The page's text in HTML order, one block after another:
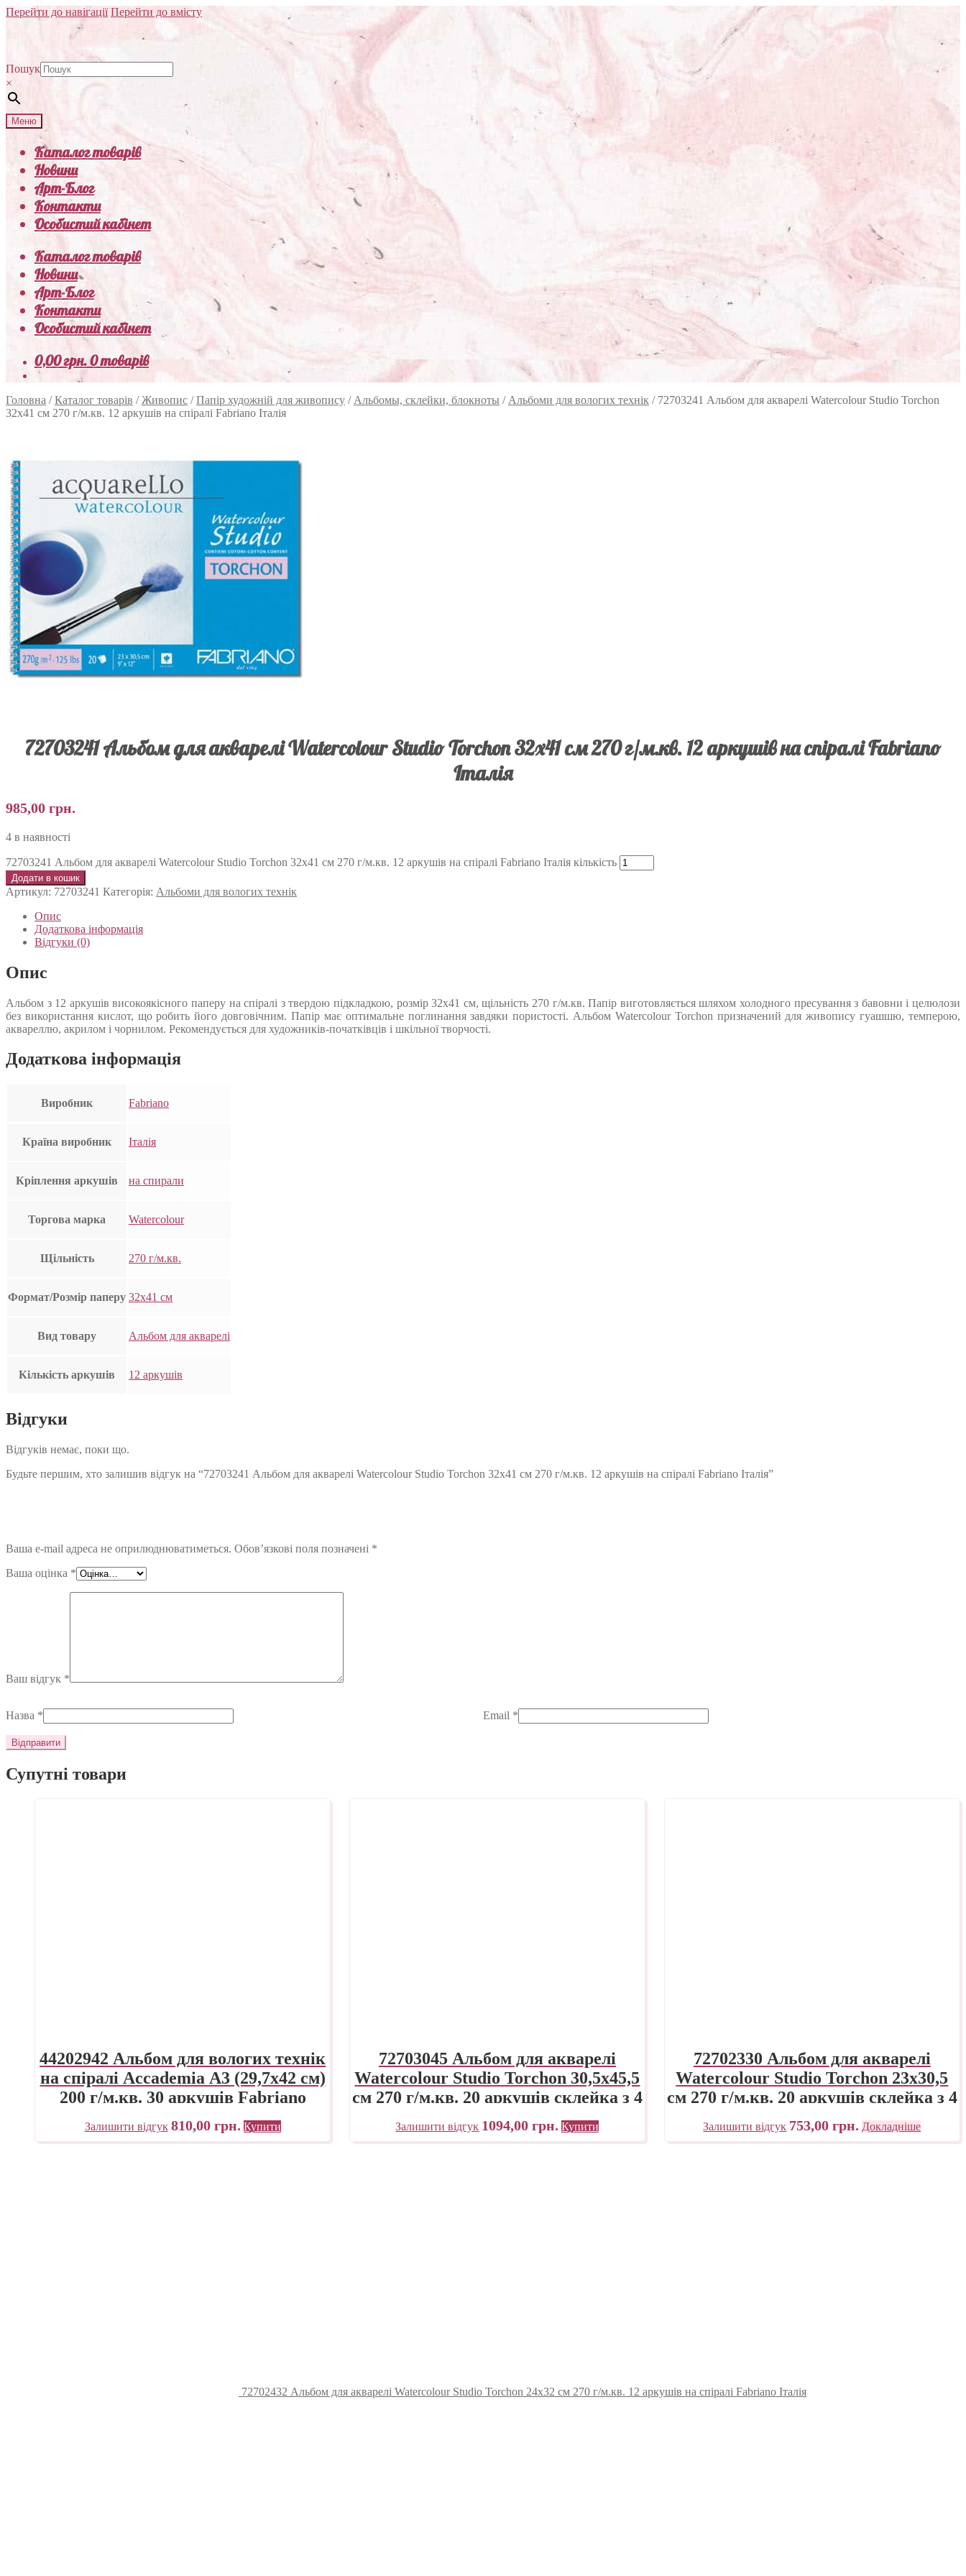
Перейти до навігації Перейти до вмісту
Пошук
×
Меню
Каталог товарів
Новини
Арт-Блог
Контакти
Особистий кабінет
Каталог товарів
Новини
Арт-Блог
Контакти
Особистий кабінет
0,00грн.0 товарів
Головна /Каталог товарів /Живопис /Папір художній для живопису / Альбомы, склейки, блокноты / Альбоми для вологих технік / 72703241 Альбом для акварелі Watercolour Studio Torchon
32х41 см 270 г/м.кв. 12 аркушів на спіралі Fabriano Італія
72703241 Альбом для акварелі Watercolour Studio Torchon 32х41 см 270 г/м.кв. 12 аркушів на спіралі Fabriano
Італія
985,00 грн.
4 в наявності
72703241 Альбом для акварелі Watercolour Studio Torchon 32х41 см 270 г/м.кв. 12 аркушів на спіралі Fabriano Італія кількість
Додати в кошик
Артикул: 72703241 Категорія: Альбоми для вологих технік
Опис
Додаткова інформація
Відгуки (0)
Опис
Альбом з 12 аркушів високоякісного паперу на спіралі з твердою підкладкою, розмір 32х41 см, щільність 270 г/м.кв. Папір виготовляється шляхом холодного пресування з бавовни і целюлози
без використання кислот, що робить його довговічним. Папір має оптимальне поглинання завдяки пористості. Альбом Watercolour Torchon призначений для живопису гуашшю, темперою,
аквареллю, акрилом і чорнилом. Рекомендується для художників-початківців і шкільної творчості.
Додаткова інформація
Виробник Fabriano
Країна виробник Італія
Кріплення аркушів на спирали
Торгова марка Watercolour
Щільність 270 г/м.кв.
Формат/Розмір паперу 32х41 см
Вид товару Альбом для акварелі
Кількість аркушів 12 аркушів
Відгуки
Відгуків немає, поки що.
Будьте першим, хто залишив відгук на “72703241 Альбом для акварелі Watercolour Studio Torchon 32х41 см 270 г/м.кв. 12 аркушів на спіралі Fabriano Італія”
Ваша e-mail адреса не оприлюднюватиметься. Обов’язкові поля позначені *
Ваша оцінка *
Ваш відгук *
Назва * Email *
Супутні товари
44202942 Альбом для вологих технік
на спіралі Accademia А3 (29,7х42 см)
200 г/м.кв. 30 аркушів Fabriano
Італія
Залишити відгук 810,00 грн. Купити
72703045 Альбом для акварелі
Watercolour Studio Torchon 30,5х45,5
см 270 г/м.кв. 20 аркушів склейка з 4
сторін Fabriano Італія
Залишити відгук 1094,00грн. Купити
72702330 Альбом для акварелі
Watercolour Studio Torchon 23х30,5
см 270 г/м.кв. 20 аркушів склейка з 4
сторін Fabriano Італія
Залишити відгук 753,00грн. Докладніше
72702432 Альбом для акварелі Watercolour Studio Torchon 24х32 см 270 г/м.кв. 12 аркушів на спіралі Fabriano Італія